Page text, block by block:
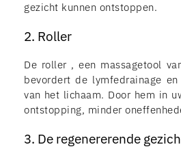
gezicht kunnen ontstoppen.
2. Roller
De roller , een massagetool
bevordert de lymfedrainage
van het lichaam. Door hem in
ontstopping, minder
3. De regenererende